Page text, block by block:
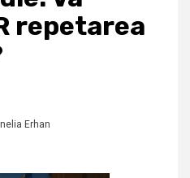
repetarea
Erhan